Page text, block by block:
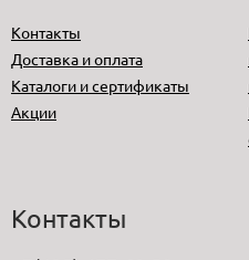
Контакты
Доставка и оплата
Каталоги и сертификаты
Акции
Контакты